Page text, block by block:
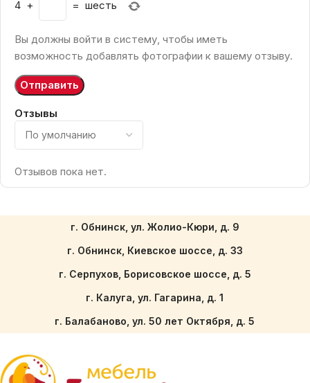
Отзывы
Отзывов пока нет.
4 + = шесть
Вы должны войти в систему, чтобы иметь
возможность добавлять фотографии к вашему отзыву.
г. Обнинск, ул. Жолио-Кюри, д. 9
г. Обнинск, Киевское шоссе, д. 33
г. Серпухов, Борисовское шоссе, д. 5
г. Калуга, ул. Гагарина, д. 1
г. Балабаново, ул. 50 лет Октября, д. 5